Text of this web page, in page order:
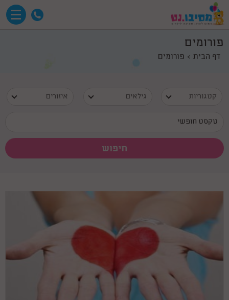
פורומים
דף הבית פורומים
קטגוריות גילאים איזורים